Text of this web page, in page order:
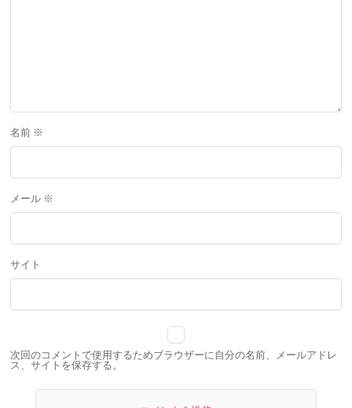
名前 ※
メール ※
サイト
次回のコメントで使用するためブラウザーに自分の名前、メールアドレ
ス、サイトを保存する。